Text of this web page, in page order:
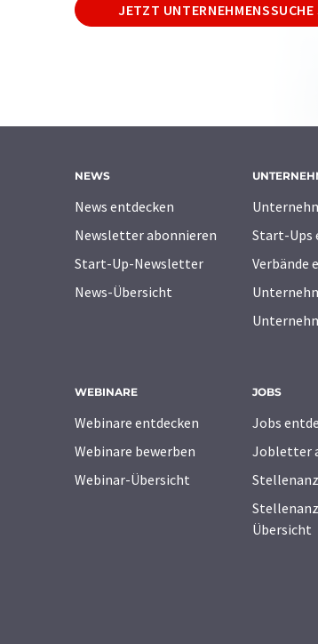
JETZT UNTERNEHMENSSUCHE
NEWS
News entdecken
Newsletter abonnieren
Start-Up-Newsletter
News-Übersicht
Start-Ups
Verbände
WEBINARE
Webinare entdecken
Webinare bewerben
Webinar-Übersicht
JOBS
Jobs
Jobletter
Übersicht